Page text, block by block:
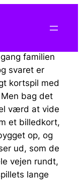
familien
svaret er
kortspil med
bag det
værd at vide
et billedkort,
op, og
ud, som de
vejen rundt,
lange